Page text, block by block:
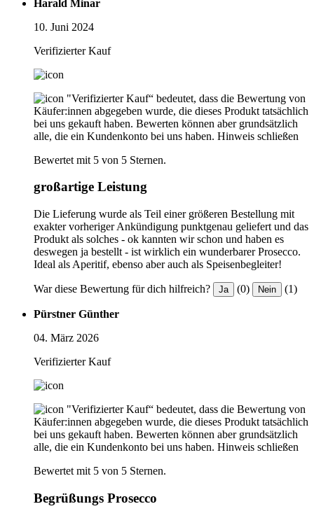
Harald Minar
10. Juni 2024
Verifizierter Kauf
"Verifizierter Kauf“ bedeutet, dass die Bewertung von
Käufer:innen abgegeben wurde, die dieses Produkt tatsächlich
bei uns gekauft haben. Bewerten können aber grundsätzlich
alle, die ein Kundenkonto bei uns haben. Hinweis schließen
Bewertet mit 5 von 5 Sternen.
großartige Leistung
Die Lieferung wurde als Teil einer größeren Bestellung mit
exakter vorheriger Ankündigung punktgenau geliefert und das
Produkt als solches - ok kannten wir schon und haben es
deswegen ja bestellt - ist wirklich ein wunderbarer Prosecco.
Ideal als Aperitif, ebenso aber auch als Speisenbegleiter!
War diese Bewertung für dich hilfreich? Ja (0) Nein (1)
Pürstner Günther
04. März 2026
Verifizierter Kauf
"Verifizierter Kauf“ bedeutet, dass die Bewertung von
Käufer:innen abgegeben wurde, die dieses Produkt tatsächlich
bei uns gekauft haben. Bewerten können aber grundsätzlich
alle, die ein Kundenkonto bei uns haben. Hinweis schließen
Bewertet mit 5 von 5 Sternen.
Begrüßungs Prosecco